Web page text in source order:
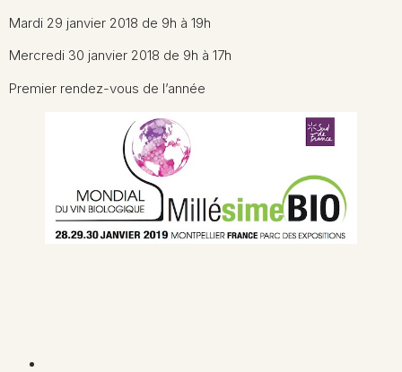
Mardi 29 janvier 2018 de 9h à 19h
Mercredi 30 janvier 2018 de 9h à 17h
Premier rendez-vous de l’année